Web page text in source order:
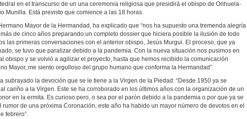
en el transcurso de un una ceremonia religiosa que presidirá el obispo de Orihuela-
Munilla. Está previsto que comience a las 18 horas.
Mayor de la Hermandad, ha explicado que “nos ha supuesto una tremenda alegría
de cinco años preparando un completo dossier que hiciera posible la ilusión de todo
las primeras conversaciones con el anterior obispo, Jesús Murgui. El proceso, que ya
se tuvo que paralizar debido a la pandemia. Con la nueva situación nos pusimos en
obispo y se volvió a agilizar el proyecto, hasta que hemos recibido la comunicación
Mayor, me siento orgulloso del grupo humano que conforma la Hermandad”.
subrayado la devoción que se le tiene a la Virgen de la Piedad: “Desde 1950 ya se
cariño a la Virgen. Este se ha corroborado en los últimos años con la organización de un
en la ermita. Es curioso pero, o sea por el parón debido a la pandemia o por que ya se
rumor de una próxima Coronación, este año ha habido un mayor número de devotos en el
febrero”.